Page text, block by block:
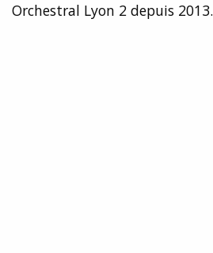
Orchestral Lyon 2 depuis 2013.